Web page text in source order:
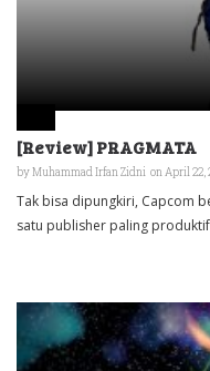
[Review] PRAGMATA
byMuhammad Irfan Zidni on April 22,
Tak bisa dipungkiri, Capcom
satu publisher paling